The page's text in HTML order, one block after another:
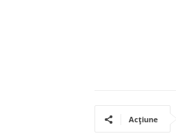
Acțiune